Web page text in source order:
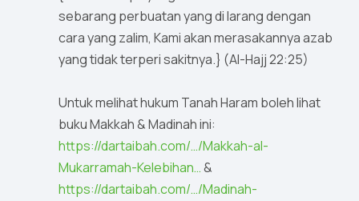
sebarang perbuatan yang di larang dengan
cara yang zalim, Kami akan merasakannya azab
yang tidak terperi sakitnya.} (Al-Hajj 22:25)
Untuk melihat hukum Tanah Haram boleh lihat
buku Makkah & Madinah ini:
https://dartaibah.com/…/Makkah-al-
Mukarramah-Kelebihan…&
https://dartaibah.com/…/Madinah-